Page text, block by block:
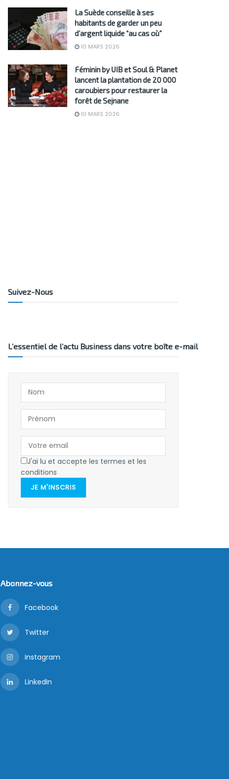
La Suède conseille à ses
habitants de garder un peu
d’argent liquide “au cas où”
10 MARS 2026
Féminin by UIB et Soul & Planet
lancent la plantation de 20 000
caroubiers pour restaurer la
forêt de Sejnane
10 MARS 2026
Suivez-Nous
L’essentiel de l’actu Business dans votre boîte e-mail
J'ai lu et accepte les termes et les
conditions
JE M'INSCRIS
Abonnez-vous
Facebook
Twitter
Instagram
LinkedIn